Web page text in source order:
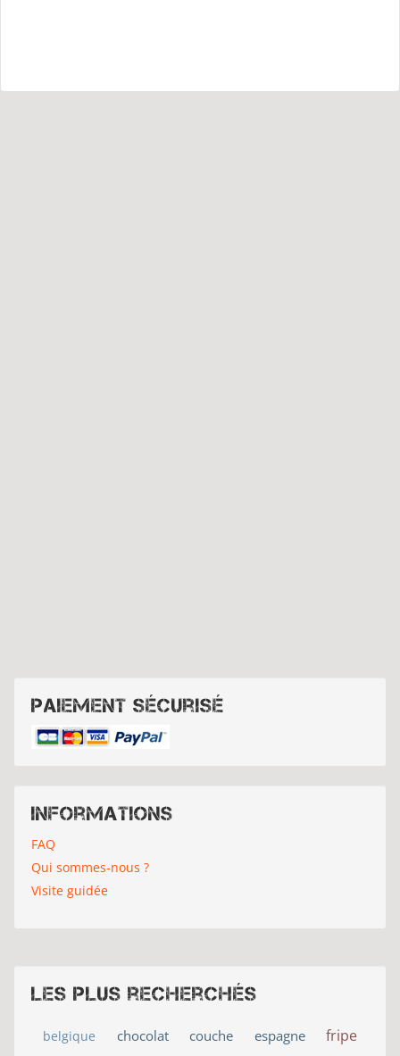
Paiement sécurisé
Informations
FAQ
Qui sommes-nous ?
Visite guidée
Les plus recherchés
belgique chocolat couche espagne fripe